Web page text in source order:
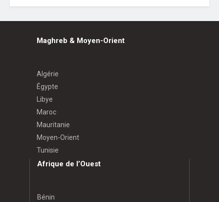
Maghreb & Moyen-Orient
Algérie
Égypte
Libye
Maroc
Mauritanie
Moyen-Orient
Tunisie
Afrique de l’Ouest
Bénin